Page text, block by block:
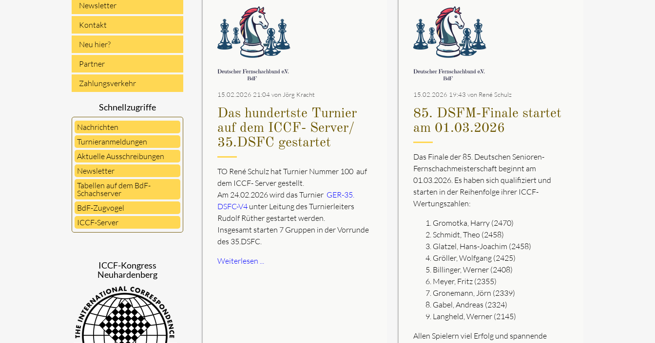
15.02.2026 21:04von Jörg Kracht
Das hundertste Turnier
auf dem ICCF- Server/
35.DSFC gestartet
TO René Schulz hat Turnier Nummer 100 auf
dem ICCF- Server gestellt.
Am 24.02.2026 wird das Turnier GER-35.
DSFC-V4 unter Leitung des Turnierleiters
Rudolf Rüther gestartet werden.
Insgesamt starten 7 Gruppen in der Vorrunde
des 35.DSFC.
Weiterlesen ...
15.02.2026 19:43 von René Schulz
85. DSFM-Finale startet
am 01.03.2026
Das Finale der 85. Deutschen Senioren-
Fernschachmeisterschaft beginnt am
01.03.2026. Es haben sich qualifiziert und
starten in der Reihenfolge ihrer ICCF-
Wertungszahlen:
Gromotka, Harry (2470)
Schmidt, Theo (2458)
Glatzel, Hans-Joachim (2458)
Gröller, Wolfgang (2425)
Billinger, Werner (2408)
Meyer, Fritz (2355)
Gronemann, Jörn (2339)
Gabel, Andreas (2324)
Langheld, Werner (2145)
Allen Spielern viel Erfolg und spannende
Newsletter
Kontakt
Neu hier?
Partner
Zahlungsverkehr
Schnellzugriffe
Nachrichten
Turnieranmeldungen
Aktuelle Ausschreibungen
Newsletter
Tabellen auf dem BdF-
Schachserver
BdF-Zugvogel
ICCF-Server
ICCF-Kongress
Neuhardenberg